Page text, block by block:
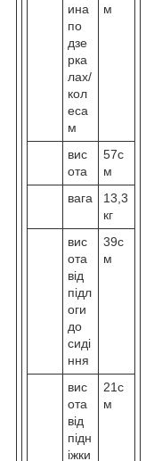
ина
по
дзе
рка
лах/
кол
еса
м
м
вис
ота
57с
м
вага
13,3
кг
вис
ота
від
підл
оги
до
сиді
ння
39с
м
вис
ота
від
підн
іжки
21c
м